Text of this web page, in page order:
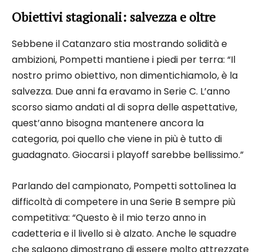
Obiettivi stagionali: salvezza e oltre
Sebbene il Catanzaro stia mostrando solidità e
ambizioni, Pompetti mantiene i piedi per terra: “Il
nostro primo obiettivo, non dimentichiamolo, è la
salvezza. Due anni fa eravamo in Serie C. L’anno
scorso siamo andati al di sopra delle aspettative,
quest’anno bisogna mantenere ancora la
categoria, poi quello che viene in più è tutto di
guadagnato. Giocarsi i playoff sarebbe bellissimo.”
Parlando del campionato, Pompetti sottolinea la
difficoltà di competere in una Serie B sempre più
competitiva: “Questo è il mio terzo anno in
cadetteria e il livello si è alzato. Anche le squadre
che salgono dimostrano di essere molto attrezzate